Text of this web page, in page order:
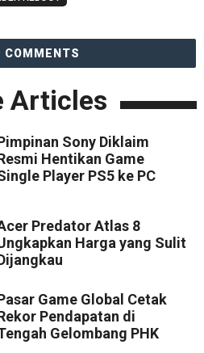
COMMENTS
Articles
Sony Diklaim
Hentikan Game
Player PS5 ke PC
Predator Atlas 8
Harga yang Sulit
Game Global Cetak
Pendapatan di
Gelombang PHK